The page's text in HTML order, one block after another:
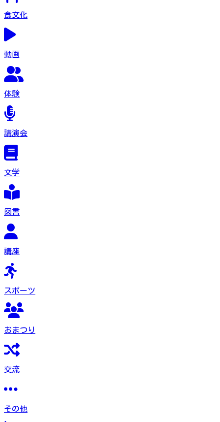
食文化
動画
体験
講演会
文学
図書
講座
スポーツ
おまつり
交流
その他